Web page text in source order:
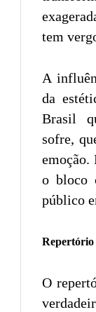
tem
A
da
Brasil
sofre,
emoção.
o bloco
público
Repertório
O